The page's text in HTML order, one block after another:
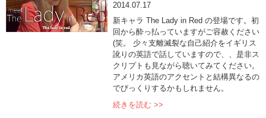
2014.07.17
新キャラ The Lady in Red の登場です。初
回から酔っ払っていますがご容赦ください
(笑。 少々支離滅裂な自己紹介をイギリス
訛りの英語で話していますので、、是非ス
クリプトも見ながら聴いてみてください。
アメリカ英語のアクセントと結構異なるの
でびっくりするかもしれません。
続きを読む >>